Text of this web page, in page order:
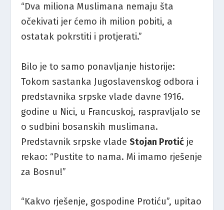
“Dva miliona Muslimana nemaju šta
očekivati jer ćemo ih milion pobiti, a
ostatak pokrstiti i protjerati.”
Bilo je to samo ponavljanje historije:
Tokom sastanka Jugoslavenskog odbora i
predstavnika srpske vlade davne 1916.
godine u Nici, u Francuskoj, raspravljalo se
o sudbini bosanskih muslimana.
Predstavnik srpske vladeStojan Protić je
rekao: “Pustite to nama. Mi imamo rješenje
za Bosnu!”
“Kakvo rješenje, gospodine Protiću”, upitao